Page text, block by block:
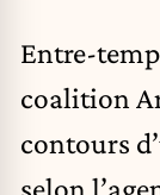
Entre-
coalition
contours